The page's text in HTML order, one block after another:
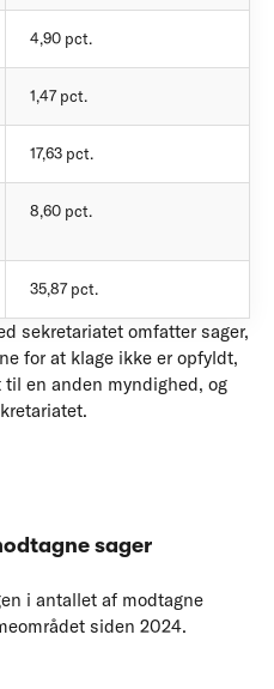
4,90 pct.
1,47 pct.
17,63 pct.
8,60 pct.
35,87 pct.
sekretariatet omfatter sager,
for at klage ikke er opfyldt,
en anden myndighed, og
sager
i antallet af modtagne
siden 2024.